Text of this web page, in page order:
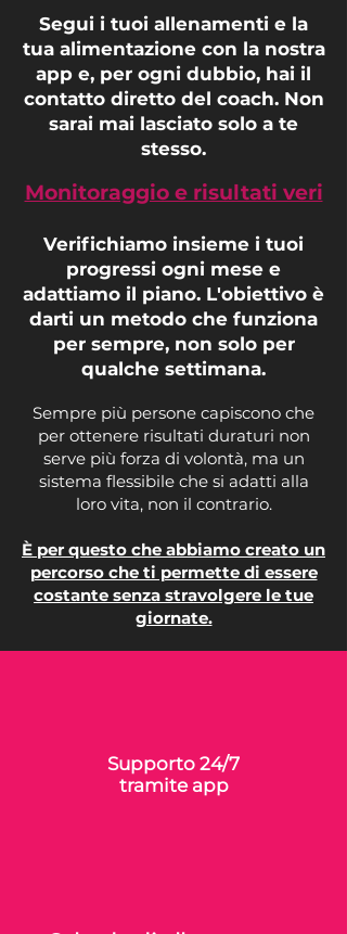
Segui i tuoi allenamenti e la
tua alimentazione con la nostra
app e, per ogni dubbio, hai il
contatto diretto del coach. Non
sarai mai lasciato solo a te
stesso.
Monitoraggio e risultati veri
Verifichiamo insieme i tuoi
progressi ogni mese e
adattiamo il piano. L'obiettivo è
darti un metodo che funziona
per sempre, non solo per
qualche settimana.
Sempre più persone capiscono che
per ottenere risultati duraturi non
serve più forza di volontà, ma un
sistema flessibile che si adatti alla
loro vita, non il contrario.
È per questo che abbiamo creato un
percorso che ti permette di essere
costante senza stravolgere le tue
giornate.
Supporto 24/7
tramite app